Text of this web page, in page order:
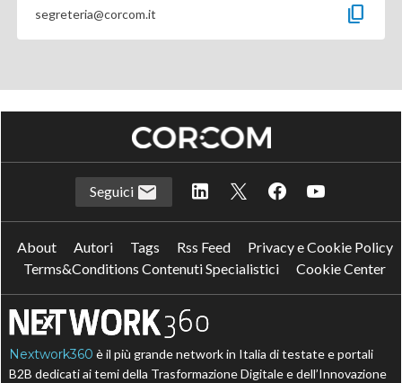
segreteria@corcom.it content_copy
Seguici
About Autori Tags Rss Feed
Privacy e Cookie Policy
Terms&Conditions Contenuti Specialistici
Cookie Center
Nextwork360 è il più grande network in Italia di testate e portali
B2B dedicati ai temi della Trasformazione Digitale e dell’Innovazione